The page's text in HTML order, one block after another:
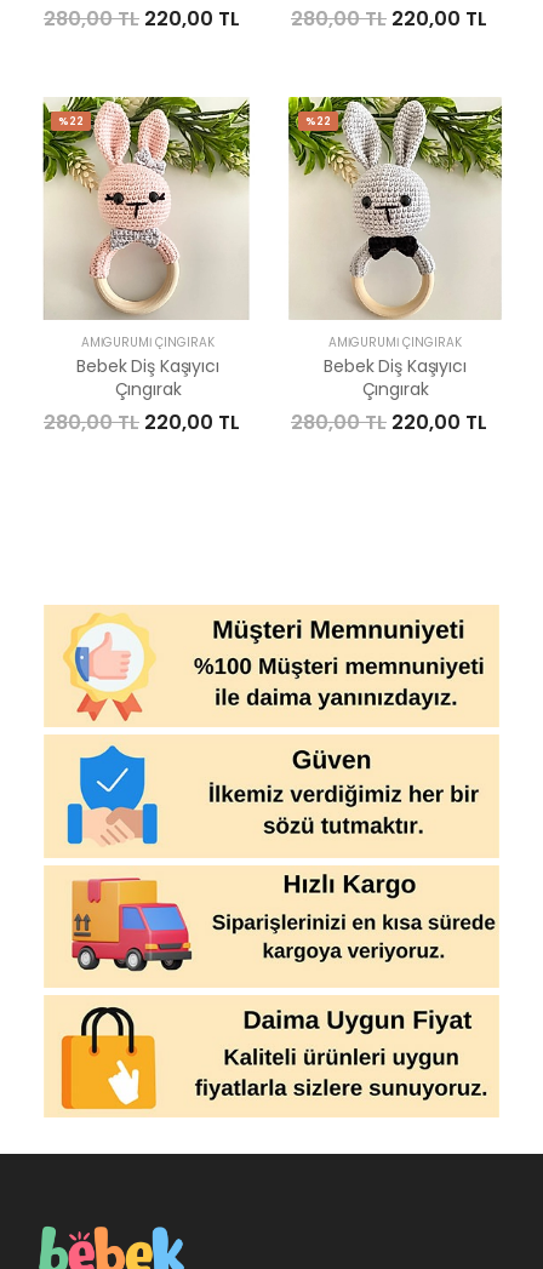
280,00 TL 220,00 TL 280,00 TL 220,00 TL
%22
AMIGURUMI ÇINGIRAK
Bebek Diş Kaşıyıcı
Çıngırak
280,00 TL 220,00 TL
%22
AMIGURUMI ÇINGIRAK
Bebek Diş Kaşıyıcı
Çıngırak
280,00 TL 220,00 TL